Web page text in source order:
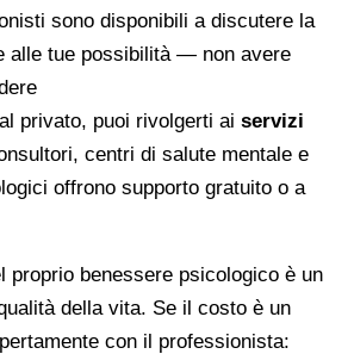
sono disponibili a discutere la
alle tue possibilità — non avere
privato, puoi rivolgerti ai servizi
centri di salute mentale e
offrono supporto gratuito o a
proprio benessere psicologico è un
della vita. Se il costo è un
con il professionista: